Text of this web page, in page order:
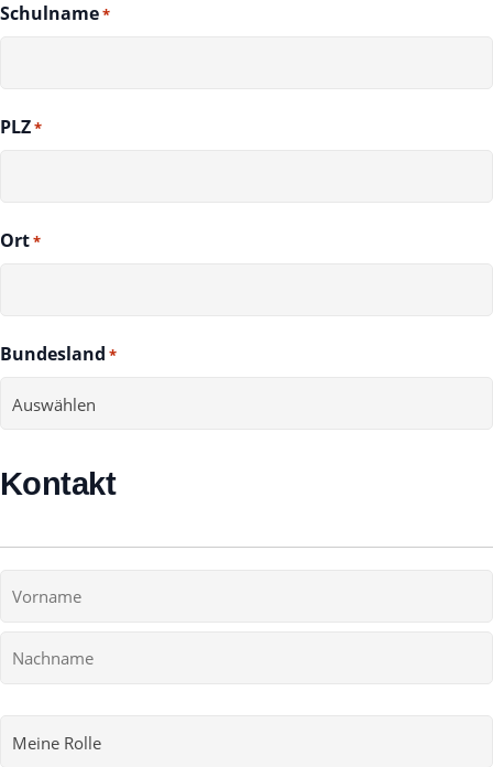
Schulname*
PLZ*
Ort*
Bundesland *
Kontakt
Rolle